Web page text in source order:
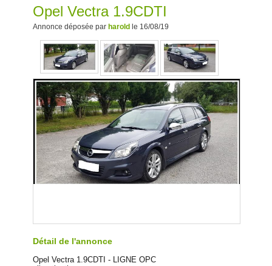
Opel Vectra 1.9CDTI
Annonce déposée par harold le 16/08/19
Détail de l'annonce
Opel Vectra 1.9CDTI - LIGNE OPC